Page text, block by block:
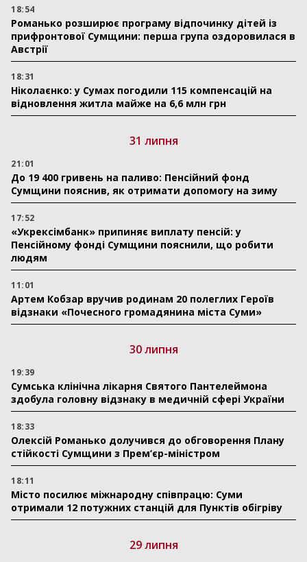
18:54
Романько розширює програму відпочинку дітей із
прифронтової Сумщини: перша група оздоровилася в
Австрії
18:31
Ніколаєнко: у Сумах погодили 115 компенсацій на
відновлення житла майже на 6,6 млн грн
31 липня
21:01
До 19 400 гривень на паливо: Пенсійний фонд
Сумщини пояснив, як отримати допомогу на зиму
17:52
«Укрексімбанк» припиняє виплату пенсій: у
Пенсійному фонді Сумщини пояснили, що робити
людям
11:01
Артем Кобзар вручив родинам 20 полеглих Героїв
відзнаки «Почесного громадянина міста Суми»
30 липня
19:39
Сумська клінічна лікарня Святого Пантелеймона
здобула головну відзнаку в медичній сфері України
18:33
Олексій Романько долучився до обговорення Плану
стійкості Сумщини з Прем’єр-міністром
18:11
Місто посилює міжнародну співпрацю: Суми
отримали 12 потужних станцій для Пунктів обігріву
29 липня